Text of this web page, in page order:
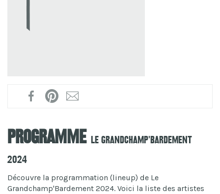
Programme Le Grandchamp'Bardement
2024
Découvre la programmation (lineup) de Le
Grandchamp'Bardement 2024. Voici la liste des artistes